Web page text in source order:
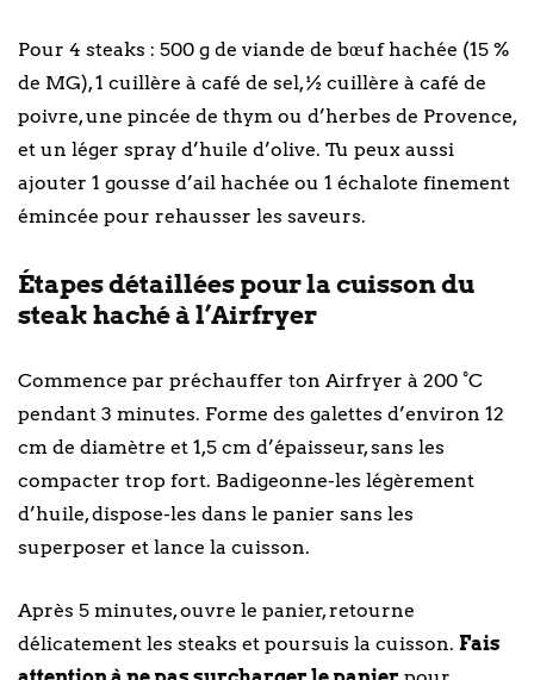
Pour 4 steaks : 500 g de viande de bœuf hachée (15 %
de MG), 1 cuillère à café de sel, ½ cuillère à café de
poivre, une pincée de thym ou d’herbes de Provence,
et un léger spray d’huile d’olive. Tu peux aussi
ajouter 1 gousse d’ail hachée ou 1 échalote finement
émincée pour rehausser les saveurs.
Étapes détaillées pour la cuisson du
steak haché à l’Airfryer
Commence par préchauffer ton Airfryer à 200 °C
pendant 3 minutes. Forme des galettes d’environ 12
cm de diamètre et 1,5 cm d’épaisseur, sans les
compacter trop fort. Badigeonne-les légèrement
d’huile, dispose-les dans le panier sans les
superposer et lance la cuisson.
Après 5 minutes, ouvre le panier, retourne
délicatement les steaks et poursuis la cuisson. Fais